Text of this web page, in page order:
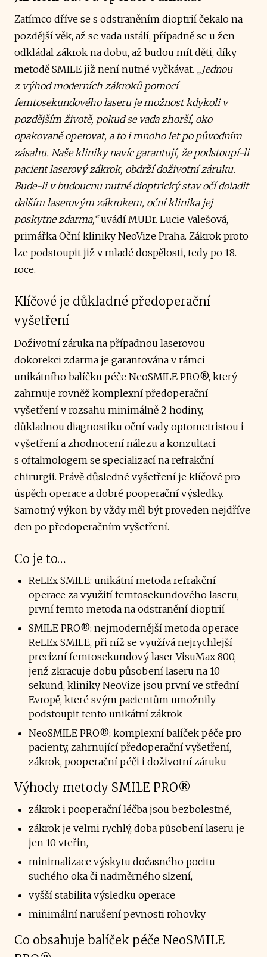
Zatímco dříve se s odstraněním dioptrií čekalo na
pozdější věk, až se vada ustálí, případně se u žen
odkládal zákrok na dobu, až budou mít děti, díky
metodě SMILE již není nutné vyčkávat. „Jednou
z výhod moderních zákroků pomocí
femtosekundového laseru je možnost kdykoli v
pozdějším životě, pokud se vada zhorší, oko
opakovaně operovat, a to i mnoho let po původním
zásahu. Naše kliniky navíc garantují, že podstoupí-li
pacient laserový zákrok, obdrží doživotní záruku.
Bude-li v budoucnu nutné dioptrický stav očí doladit
dalším laserovým zákrokem, oční klinika jej
poskytne zdarma,“uvádí MUDr. Lucie Valešová,
primářka Oční kliniky NeoVize Praha. Zákrok proto
lze podstoupit již v mladé dospělosti, tedy po 18.
roce.
Klíčové je důkladné předoperační
vyšetření
Doživotní záruka na případnou laserovou
dokorekci zdarma je garantována v rámci
unikátního balíčku péče NeoSMILE PRO®, který
zahrnuje rovněž komplexní předoperační
vyšetření v rozsahu minimálně 2 hodiny,
důkladnou diagnostiku oční vady optometristou i
vyšetření a zhodnocení nálezu a konzultaci
s oftalmologem se specializací na refrakční
chirurgii. Právě důsledné vyšetření je klíčové pro
úspěch operace a dobré pooperační výsledky.
Samotný výkon by vždy měl být proveden nejdříve
den po předoperačním vyšetření.
Co je to…
ReLEx SMILE: unikátní metoda refrakční
operace za využití femtosekundového laseru,
první femto metoda na odstranění dioptrií
SMILE PRO®: nejmodernější metoda operace
ReLEx SMILE, při níž se využívá nejrychlejší
precizní femtosekundový laser VisuMax 800,
jenž zkracuje dobu působení laseru na 10
sekund, kliniky NeoVize jsou první ve střední
Evropě, které svým pacientům umožnily
podstoupit tento unikátní zákrok
NeoSMILE PRO®: komplexní balíček péče pro
pacienty, zahrnující předoperační vyšetření,
zákrok, pooperační péči i doživotní záruku
Výhody metody SMILE PRO®
zákrok i pooperační léčba jsou bezbolestné,
zákrok je velmi rychlý, doba působení laseru je
jen 10 vteřin,
minimalizace výskytu dočasného pocitu
suchého oka či nadměrného slzení,
vyšší stabilita výsledku operace
minimální narušení pevnosti rohovky
Co obsahuje balíček péče NeoSMILE